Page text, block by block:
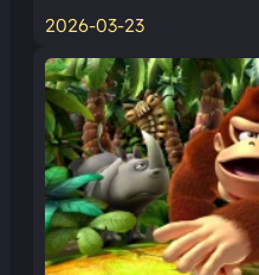
2026-03-23